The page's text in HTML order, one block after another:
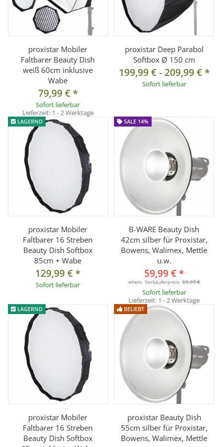
proxistar Mobiler
Faltbarer Beauty Dish
weiß 60cm inklusive
Wabe
79,99 €*
Sofort lieferbar
Lieferzeit: 1 - 2 Werktage
proxistar Deep Parabol
Softbox Ø 150 cm
199,99 €-209,99 €*
Sofort lieferbar
LAGERND
proxistar Mobiler
Faltbarer 16 Streben
Beauty Dish Softbox
85cm + Wabe
129,99 €*
Sofort lieferbar
SALE 14%
B-WARE Beauty Dish
42cm silber für Proxistar,
Bowens, Walimex, Mettle
u.w.
59,99 €*
ehem. Verkäuferpreis:69,99 €
Sofort lieferbar
Lieferzeit: 1 - 2 Werktage
LAGERND
proxistar Mobiler
Faltbarer 16 Streben
Beauty Dish Softbox
BELIEBT
proxistar Beauty Dish
55cm silber für Proxistar,
Bowens, Walimex, Mettle